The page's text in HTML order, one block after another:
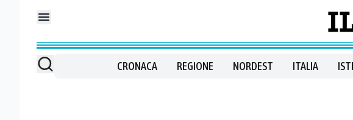
CRONACA REGIONE NORDEST ITALIA